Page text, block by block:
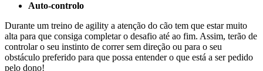
Auto-controlo
Durante um treino de agility a atenção do cão tem que estar muito
alta para que consiga completar o desafio até ao fim. Assim, terão de
controlar o seu instinto de correr sem direção ou para o seu
obstáculo preferido para que possa entender o que está a ser pedido
pelo dono!